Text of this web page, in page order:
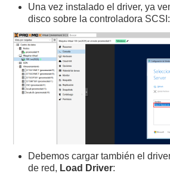
Una vez instalado el driver, ya
disco sobre la controladora SCSI:
Debemos cargar también el
de red, Load Driver: